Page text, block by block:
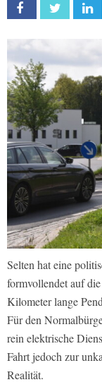
Facebook Twitter
Selten hat eine
formvollendet auf
Kilometer lange
Für den
rein elektrische
Fahrt jedoch zur
Realität.